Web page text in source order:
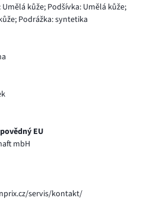
kůže; Podšívka: Umělá kůže;
Podrážka: syntetika
EU
mbH
servis/kontakt/